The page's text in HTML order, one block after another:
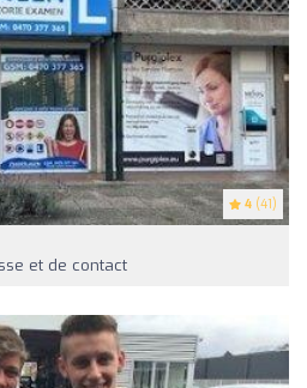
4 (41)
et de contact